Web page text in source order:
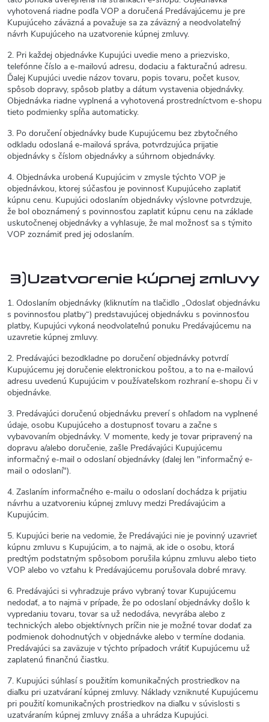
vyhotovená riadne podľa VOP a doručená Predávajúcemu je pre
Kupujúceho záväzná a považuje sa za záväzný a neodvolateľný
návrh Kupujúceho na uzatvorenie kúpnej zmluvy.
2. Pri každej objednávke Kupujúci uvedie meno a priezvisko,
telefónne číslo a e-mailovú adresu, dodaciu a fakturačnú adresu.
Ďalej Kupujúci uvedie názov tovaru, popis tovaru, počet kusov,
spôsob dopravy, spôsob platby a dátum vystavenia objednávky.
Objednávka riadne vyplnená a vyhotovená prostredníctvom e-shopu
tieto podmienky spĺňa automaticky.
3. Po doručení objednávky bude Kupujúcemu bez zbytočného
odkladu odoslaná e-mailová správa, potvrdzujúca prijatie
objednávky s číslom objednávky a súhrnom objednávky.
4. Objednávka urobená Kupujúcim v zmysle týchto VOP je
objednávkou, ktorej súčasťou je povinnosť Kupujúceho zaplatiť
kúpnu cenu. Kupujúci odoslaním objednávky výslovne potvrdzuje,
že bol oboznámený s povinnosťou zaplatiť kúpnu cenu na základe
uskutočnenej objednávky a vyhlasuje, že mal možnosť sa s týmito
VOP zoznámiť pred jej odoslaním.
3)Uzatvorenie kúpnej zmluvy
1. Odoslaním objednávky (kliknutím na tlačidlo „Odoslať objednávku
s povinnosťou platby“) predstavujúcej objednávku s povinnosťou
platby, Kupujúci vykoná neodvolateľnú ponuku Predávajúcemu na
uzavretie kúpnej zmluvy.
2. Predávajúci bezodkladne po doručení objednávky potvrdí
Kupujúcemu jej doručenie elektronickou poštou, a to na e-mailovú
adresu uvedenú Kupujúcim v používateľskom rozhraní e-shopu či v
objednávke.
3. Predávajúci doručenú objednávku preverí s ohľadom na vyplnené
údaje, osobu Kupujúceho a dostupnosť tovaru a začne s
vybavovaním objednávky. V momente, kedy je tovar pripravený na
dopravu a/alebo doručenie, zašle Predávajúci Kupujúcemu
informačný e-mail o odoslaní objednávky (ďalej len "informačný e-
mail o odoslaní").
4. Zaslaním informačného e-mailu o odoslaní dochádza k prijatiu
návrhu a uzatvoreniu kúpnej zmluvy medzi Predávajúcim a
Kupujúcim.
5. Kupujúci berie na vedomie, že Predávajúci nie je povinný uzavrieť
kúpnu zmluvu s Kupujúcim, a to najmä, ak ide o osobu, ktorá
predtým podstatným spôsobom porušila kúpnu zmluvu alebo tieto
VOP alebo vo vzťahu k Predávajúcemu porušovala dobré mravy.
6. Predávajúci si vyhradzuje právo vybraný tovar Kupujúcemu
nedodať, a to najmä v prípade, že po odoslaní objednávky došlo k
vypredaniu tovaru, tovar sa už nedodáva, nevyrába alebo z
technických alebo objektívnych príčin nie je možné tovar dodať za
podmienok dohodnutých v objednávke alebo v termíne dodania.
Predávajúci sa zaväzuje v týchto prípadoch vrátiť Kupujúcemu už
zaplatenú finančnú čiastku.
7. Kupujúci súhlasí s použitím komunikačných prostriedkov na
diaľku pri uzatváraní kúpnej zmluvy. Náklady vzniknuté Kupujúcemu
pri použití komunikačných prostriedkov na diaľku v súvislosti s
uzatváraním kúpnej zmluvy znáša a uhrádza Kupujúci.